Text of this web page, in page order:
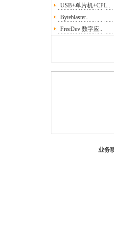
USB+单片机+CPL..
Byteblaster..
FreeDev 数字应..
业务